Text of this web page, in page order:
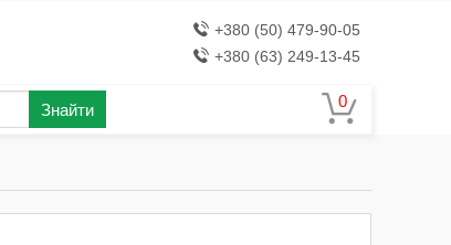
+380 (50) 479-90-05
+380 (63) 249-13-45
Знайти